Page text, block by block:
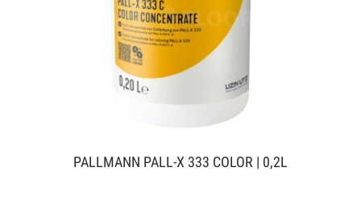
PALLMANN PALL-X 333 COLOR | 0,2L